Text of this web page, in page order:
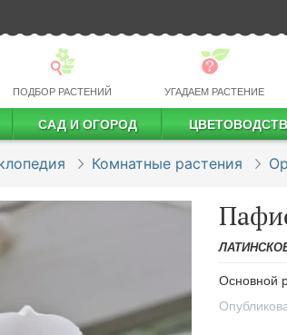
ПОДБОР РАСТЕНИЙ УГАДАЕМ РАСТЕНИЕ
САД И ОГОРОД
Комнатные растения
Основной